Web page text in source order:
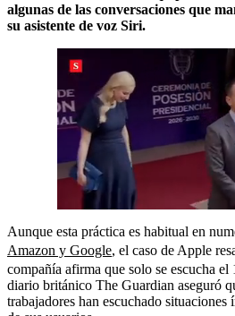
algunas de las conversaciones que
su asistente de voz Siri.
Aunque esta práctica es habitual en
Amazon y Google, el caso de Apple
compañía afirma que solo se escucha el
diario británico The Guardian aseguró
trabajadores han escuchado